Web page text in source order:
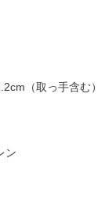
（取っ手含む）
ン